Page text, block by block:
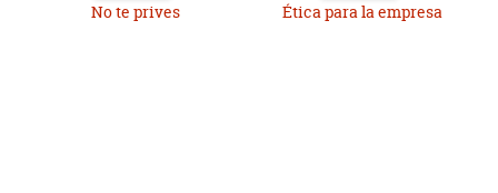
No te prives Ética para la empresa